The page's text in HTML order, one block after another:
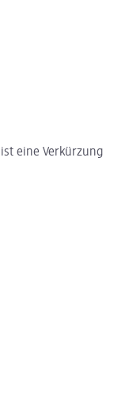
eine Verkürzung